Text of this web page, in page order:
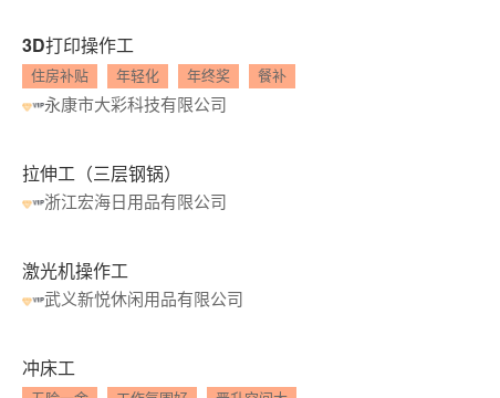
3D打印操作工
住房补贴 年轻化 年终奖 餐补
永康市大彩科技有限公司
拉伸工（三层钢锅）
浙江宏海日用品有限公司
激光机操作工
武义新悦休闲用品有限公司
冲床工